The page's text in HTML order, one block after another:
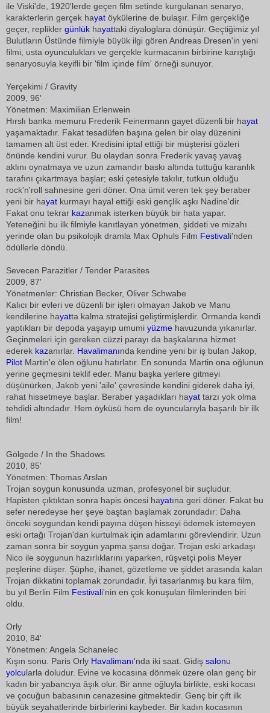
ile Viski'de, 1920'lerde geçen film setinde kurgulanan senaryo,
karakterlerin gerçek hayat öykülerine de bulaşır. Film gerçekliğe
geçer, replikler günlük hayattaki diyaloglara dönüşür. Geçtiğimiz yıl
Bulutların Üstünde filmiyle büyük ilgi gören Andreas Dresen'in yeni
filmi, usta oyunculukları ve gerçekle kurmacanın birbirine karıştığı
senaryosuyla keyifli bir 'film içinde film' örneği sunuyor.
Yerçekimi / Gravity
2009, 96'
Yönetmen: Maximilian Erlenwein
Hırslı banka memuru Frederik Feinermann gayet düzenli bir hayat
yaşamaktadır. Fakat tesadüfen başına gelen bir olay düzenini
tamamen alt üst eder. Kredisini iptal ettiği bir müşterisi gözleri
önünde kendini vurur. Bu olaydan sonra Frederik yavaş yavaş
aklını oynatmaya ve uzun zamandır baskı altında tuttuğu karanlık
tarafını çıkartmaya başlar; eski çetesiyle takılır, tutkun olduğu
rock'n'roll sahnesine geri döner. Ona ümit veren tek şey beraber
yeni bir hayat kurmayı hayal ettiği eski gençlik aşkı Nadine'dir.
Fakat onu tekrar kazanmak isterken büyük bir hata yapar.
Yeteneğini bu ilk filmiyle kanıtlayan yönetmen, şiddeti ve mizahı
yerinde olan bu psikolojik dramla Max Ophuls Film Festivali'nden
ödüllerle döndü.
Sevecen Parazitler / Tender Parasites
2009, 87'
Yönetmenler: Christian Becker, Oliver Schwabe
Kalıcı bir evleri ve düzenli bir işleri olmayan Jakob ve Manu
kendilerine hayatta kalma stratejisi geliştirmişlerdir. Ormanda kendi
yaptıkları bir depoda yaşayıp umumi yüzme havuzunda yıkanırlar.
Geçinmeleri için gereken cüzzi parayı da başkalarına hizmet
ederek kazanırlar. Havalimanında kendine yeni bir iş bulan Jakop,
Pilot Martin'e ölen oğlunu hatırlatır. En sonunda Martin ona oğlunun
yerine geçmesini teklif eder. Manu başka yerlere gitmeyi
düşünürken, Jakob yeni 'aile' çevresinde kendini giderek daha iyi,
rahat hissetmeye başlar. Beraber yaşadıkları hayat tarzı yok olma
tehdidi altındadır. Hem öyküsü hem de oyuncularıyla başarılı bir ilk
film!
Gölgede / In the Shadows
2010, 85'
Yönetmen: Thomas Arslan
Trojan soygun konusunda uzman, profesyonel bir suçludur.
Hapisten çıktıktan sonra hapis öncesi hayatına geri döner. Fakat bu
sefer neredeyse her şeye baştan başlamak zorundadır: Daha
önceki soygundan kendi payına düşen hisseyi ödemek istemeyen
eski ortağı Trojan'dan kurtulmak için adamlarını görevlendirir. Uzun
zaman sonra bir soygun yapma şansı doğar. Trojan eski arkadaşı
Nico ile soygunun hazırlıklarını yaparken, rüşvetçi polis Meyer
peşlerine düşer. Şüphe, ihanet, gözetleme ve şiddet arasında kalan
Trojan dikkatini toplamak zorundadır. İyi tasarlanmış bu kara film,
bu yıl Berlin Film Festivali'nin en çok konuşulan filmlerinden biri
oldu.
Orly
2010, 84'
Yönetmen: Angela Schanelec
Kışın sonu. Paris Orly Havalimanı'nda iki saat. Gidiş salonu
yolcularla doludur. Evine ve kocasına dönmek üzere olan genç bir
kadın bir yabancıya âşık olur. Bir anne oğluyla birlikte, eski kocası
ve çocuğun babasının cenazesine gitmektedir. Genç bir çift ilk
büyük seyahatlerinde birbirlerini kaybeder. Bir kadın kocasının